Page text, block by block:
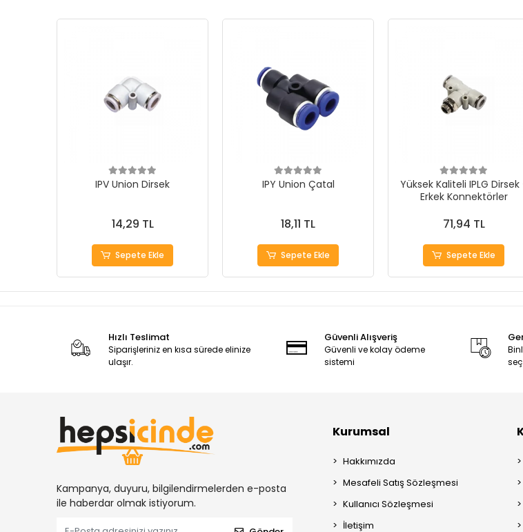
IPV Union Dirsek
14,29 TL
Sepete Ekle
IPY Union Çatal
18,11 TL
Sepete Ekle
Yüksek Kaliteli IPLG
Erkek Konnektörler
71,94 TL
Sepete Ekle
Hızlı Teslimat
Siparişleriniz en kısa sürede elinize
ulaşır.
Güvenli Alışveriş
Güvenli ve kolay ödeme
sistemi
Kampanya, duyuru, bilgilendirmelerden e-posta
ile haberdar olmak istiyorum.
Kurumsal
Hakkımızda
Mesafeli Satış Sözleşmesi
Kullanıcı Sözleşmesi
İletişim